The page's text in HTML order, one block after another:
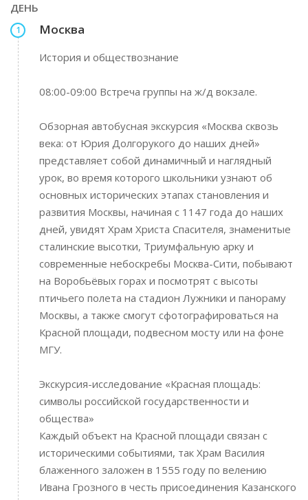
ДЕНЬ
1 Москва
История и обществознание
08:00-09:00 Встреча группы на ж/д вокзале.
Обзорная автобусная экскурсия «Москва сквозь
века: от Юрия Долгорукого до наших дней»
представляет собой динамичный и наглядный
урок, во время которого школьники узнают об
основных исторических этапах становления и
развития Москвы, начиная с 1147 года до наших
дней, увидят Храм Христа Спасителя, знаменитые
сталинские высотки, Триумфальную арку и
современные небоскребы Москва-Сити, побывают
на Воробьёвых горах и посмотрят с высоты
птичьего полета на стадион Лужники и панораму
Москвы, а также смогут сфотографироваться на
Красной площади, подвесном мосту или на фоне
МГУ.
Экскурсия-исследование «Красная площадь:
символы российской государственности и
общества»
Каждый объект на Красной площади связан с
историческими событиями, так Храм Василия
блаженного заложен в 1555 году по велению
Ивана Грозного в честь присоединения Казанского